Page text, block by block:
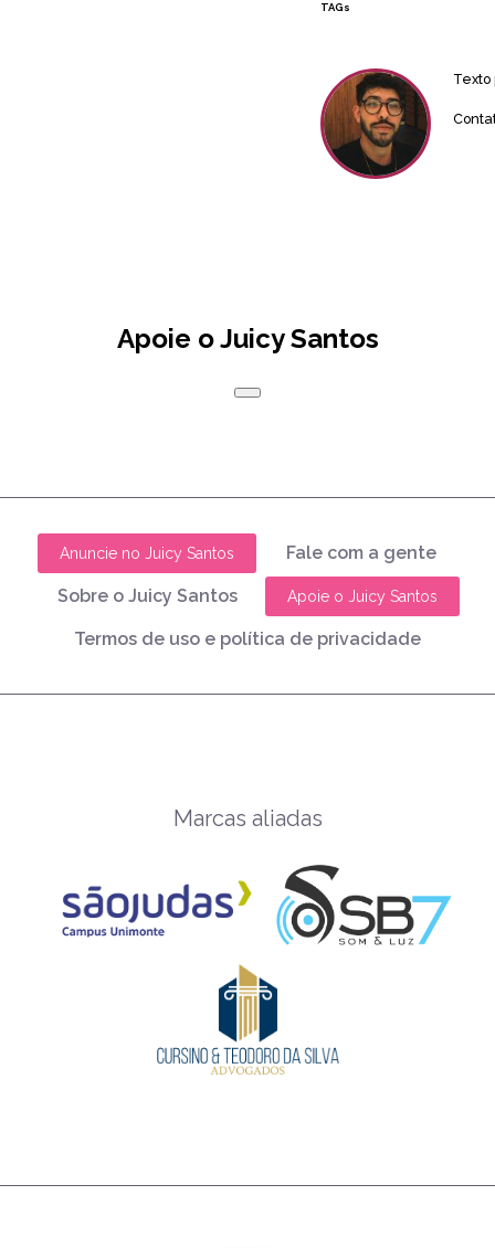
TAGs
Texto
Apoie o Juicy Santos
Anuncie no Juicy Santos Fale com a gente
Sobre o Juicy Santos Apoie o Juicy Santos
Termos de uso e política de privacidade
Marcas aliadas